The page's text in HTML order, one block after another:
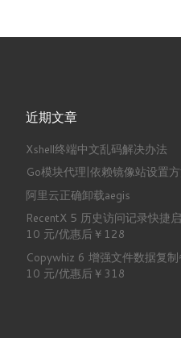
近期文章
Xshell终端中文乱码解决办法
Go模块代理|依赖镜像站设置
阿里云正确卸载aegis
RecentX 5 历史访问记录快捷
10 元/优惠后￥128
Copywhiz 6 增强文件数据复
10 元/优惠后￥318